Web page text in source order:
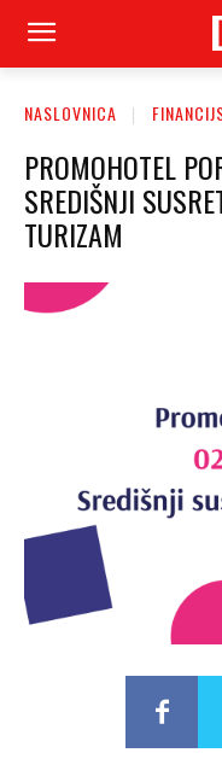
NASLOVNICA
PROMOHOTEL
SREDIŠNJI
TURIZAM